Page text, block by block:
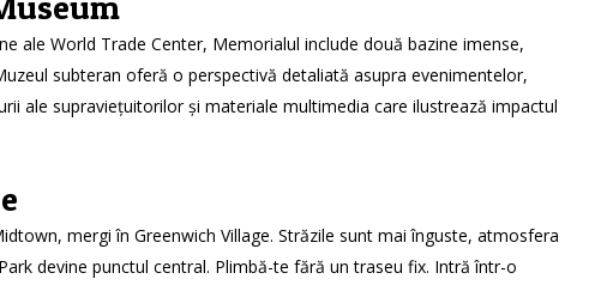
ale World Trade Center, Memorialul include două bazine imense,
subteran oferă o perspectivă detaliată asupra evenimentelor,
ale supraviețuitorilor și materiale multimedia care ilustrează impactul
mergi în Greenwich Village. Străzile sunt mai înguste, atmosfera
devine punctul central. Plimbă-te fără un traseu fix. Intră într-o